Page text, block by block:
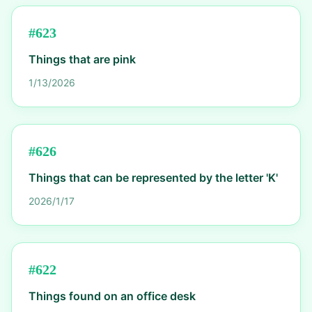
#623
Things that are pink
1/13/2026
#626
Things that can be represented by the letter 'K'
2026/1/17
#622
Things found on an office desk